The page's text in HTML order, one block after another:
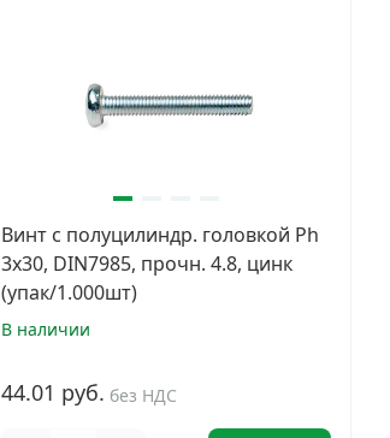
Винт с полуцилиндр. головкой Ph
3х30, DIN7985, прочн. 4.8, цинк
(упак/1.000шт)
В наличии
44.01 руб. без НДС